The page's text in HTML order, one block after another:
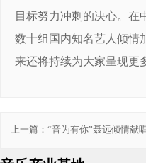
目标努力冲刺的决心。在
数十组国内知名艺人倾情
来还将持续为大家呈现更
上一篇： “音为有你”聂远倾情献